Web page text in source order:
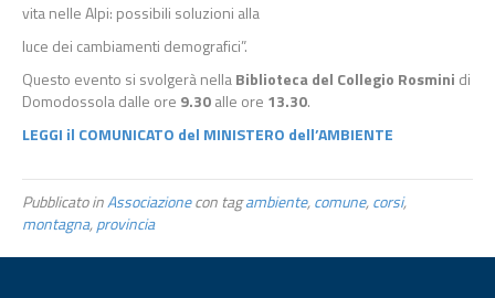
vita nelle Alpi: possibili soluzioni alla
luce dei cambiamenti demografici”.
Questo evento si svolgerà nellaBiblioteca del Collegio Rosmini di
Domodossola dalle ore 9.30alle ore 13.30.
LEGGI il COMUNICATO del MINISTERO dell’AMBIENTE
Pubblicato inAssociazionecon tagambiente,comune,corsi,
montagna,provincia